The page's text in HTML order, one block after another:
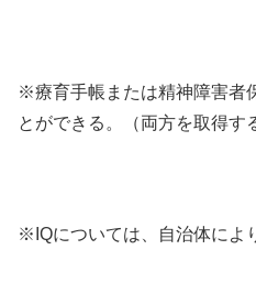
※療育手帳または精神障害者
とができる。（両方を取得す
※IQについては、自治体によ